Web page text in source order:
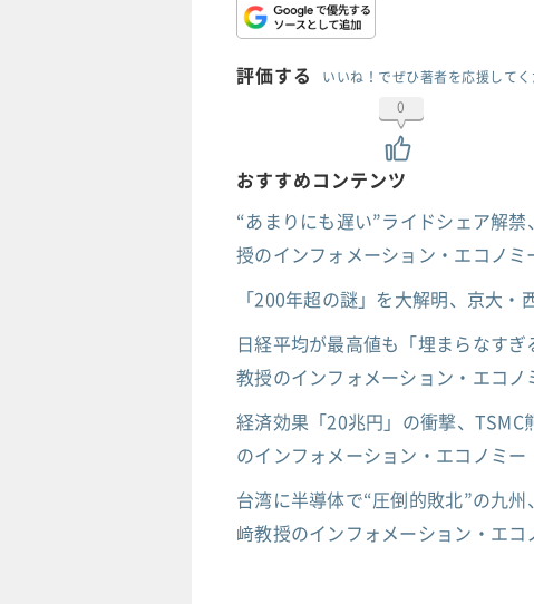
評価する
いいね！でぜひ著者を応援して
0
おすすめコンテンツ
“あまりにも遅い”ライドシェア解
授のインフォメーション・エコノミ
「200年超の謎」を大解明、京大
日経平均が最高値も「埋まらなす
教授のインフォメーション・エコノ
経済効果「20兆円」の衝撃、
のインフォメーション・エコノミー
台湾に半導体で“圧倒的敗北”の九
﨑教授のインフォメーション・エコ